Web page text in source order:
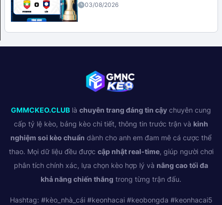
03/08/2026
GMMCKEO.CLUB là chuyên trang đáng tin cậy chuyên cung
cấp tỷ lệ kèo, bảng kèo chi tiết, thông tin trước trận và kinh
nghiệm soi kèo chuẩn dành cho anh em đam mê cá cược thể
thao. Mọi dữ liệu đều được cập nhật real-time, giúp người chơi
phân tích chính xác, lựa chọn kèo hợp lý và nâng cao tối đa
khả năng chiến thắng trong từng trận đấu.
Hashtag: #kèo_nhà_cái #keonhacai #keobongda #keonhacai5